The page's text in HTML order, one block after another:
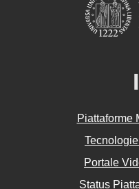
Piattaforme
Portale
Status